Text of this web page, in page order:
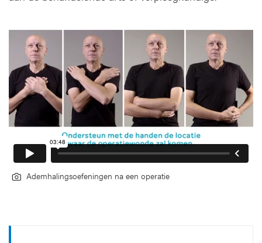
Ademhalingsoefeningen na een operatie